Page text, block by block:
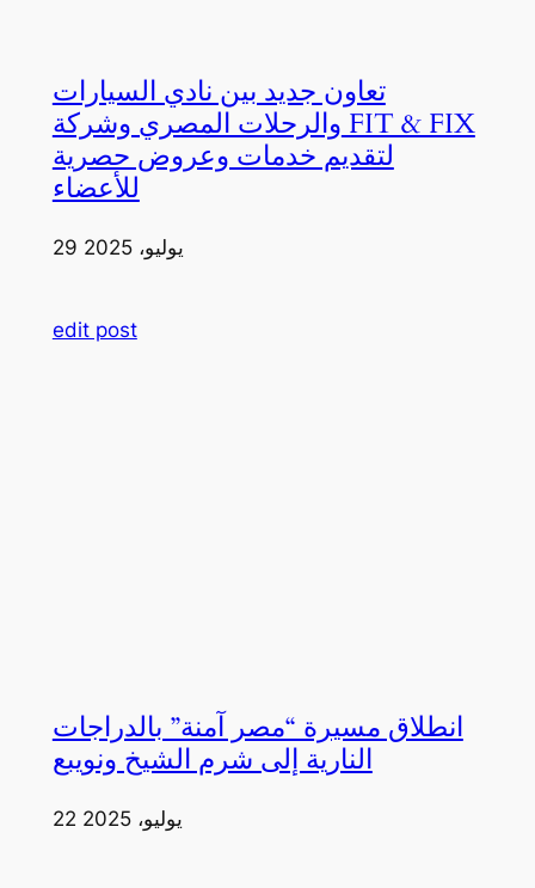
تعاون جديد بين نادي السيارات
والرحلات المصري وشركة FIT & FIX
لتقديم خدمات وعروض حصرية
للأعضاء
29 يوليو، 2025
edit post
انطلاق مسيرة “مصر آمنة” بالدراجات
النارية إلى شرم الشيخ ونويبع
22 يوليو، 2025